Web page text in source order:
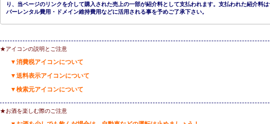
り、当ページのリンクを介して購入された売上の一部が紹介料として支払われます。支払われた紹介料は
バーレンタル費用・ドメイン維持費用などに活用される事を予めご了承下さい。
★アイコンの説明とご注意
▼消費税アイコンについて
▼送料表示アイコンについて
▼検索元アイコンについて
★お酒を楽しむ際のご注意